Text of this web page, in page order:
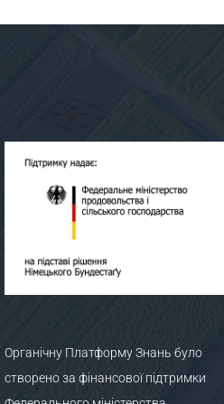
Органічну Платформу Знань було
створено за фінансової підтримки